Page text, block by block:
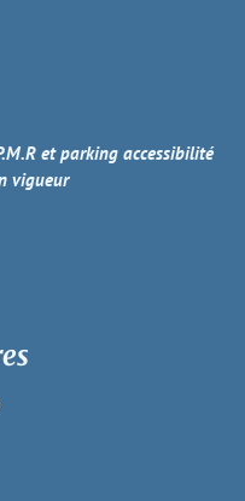
et parking accessibilité
vigueur